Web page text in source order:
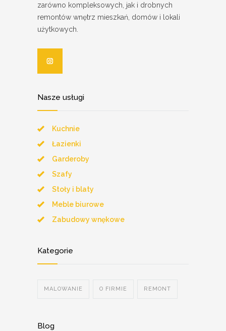
zarówno kompleksowych, jak i drobnych
remontów wnętrz mieszkań, domów i lokali
użytkowych.
Nasze usługi
Kuchnie
Łazienki
Garderoby
Szafy
Stoły i blaty
Meble biurowe
Zabudowy wnękowe
Kategorie
MALOWANIE O FIRMIE REMONT
Blog